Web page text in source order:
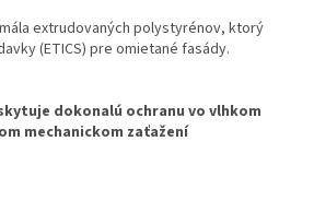
mála extrudovaných polystyrénov, ktorý
(ETICS) pre omietané fasády.
dokonalú ochranu vo vlhkom
mechanickom zaťažení